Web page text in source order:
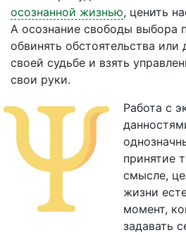
осознанной жизнью, ценить
А осознание свободы выбора
обвинять обстоятельства
своей судьбе и взять
свои руки.
Работа с
принятие
смысле,
жизни
момент,
задавать